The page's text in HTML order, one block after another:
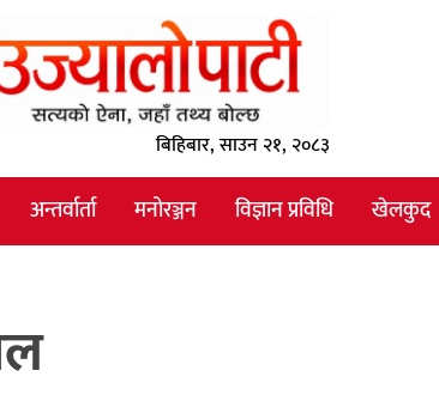
बिहिबार, साउन २१, २०८३
अन्तर्वार्ता मनोरञ्जन विज्ञान प्रविधि खेलकुद